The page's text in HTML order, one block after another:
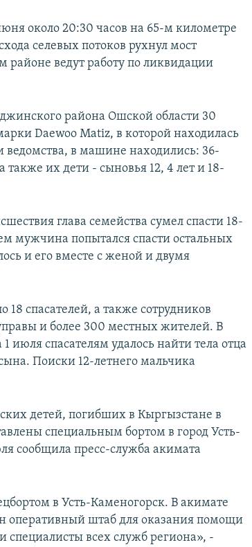
около 20:30 часов на 65-м километре
селевых потоков рухнул мост
ведут работу по ликвидации
района Ошской области 30
Daewoo Matiz, в которой находилась
в машине находились: 36-
их дети - сыновья 12, 4 лет и 18-
глава семейства сумел спасти 18-
мужчина попытался спасти остальных
и его вместе с женой и двумя
спасателей, а также сотрудников
и более 300 местных жителей. В
июля спасателям удалось найти тела отца
Поиски 12-летнего мальчика
детей, погибших в Кыргызстане в
специальным бортом в город Усть-
сообщила пресс-служба акимата
в Усть-Каменогорск. В акимате
оперативный штаб для оказания помощи
всех служб региона», -